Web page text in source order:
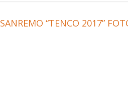
SANREMO “TENCO 2017”